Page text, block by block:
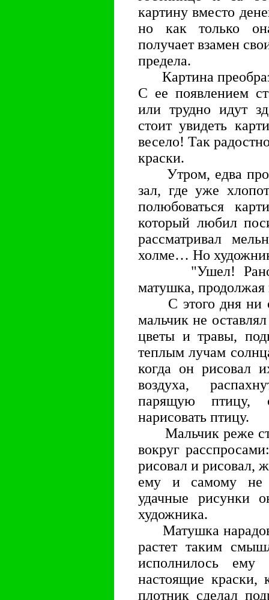
картину вместо
но как только
получает взамен
предела.
Картина
С ее появлением
или трудно идут
стоит увидеть
весело! Так
краски.
Утром, едва
зал, где уже
полюбоваться
который любил
рассматривал
холме… Но
"Ушел! Рано
матушка, продолжая
С этого дня ни
мальчик не
цветы и травы,
теплым лучам
когда он рисовал
воздуха,
парящую птицу,
нарисовать птицу.
Мальчик реже
вокруг
рисовал и рисовал,
ему и самому не
удачные рисунки
художника.
Матушка
растет таким
исполнилось ему
настоящие краски,
плотник сделал